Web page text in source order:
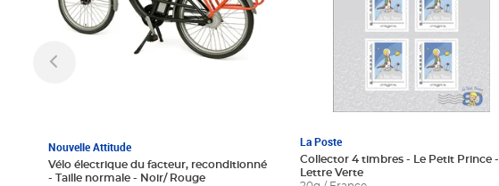
Nouvelle Attitude
Vélo électrique du facteur, reconditionné
- Taille normale - Noir/ Rouge
La Poste
Collector 4 timbres - Le Petit Prince -
Lettre Verte